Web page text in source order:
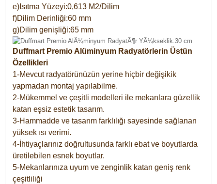
e)Isıtma Yüzeyi:0,613 M2/Dilim
f)Dilim Derinliği:60 mm
g)Dilim genişliği:65 mm
Duffmart Premio Alüminyum Radyatörlerin Üstün
Özellikleri
1-Mevcut radyatörünüzün yerine hiçbir değişikik
yapmadan montaj yapılabilme.
2-Mükemmel ve çeşitli modelleri ile mekanlara güzellik
katan eşsiz estetik tasarım.
3-Hammadde ve tasarım farklılığı sayesinde sağlanan
yüksek ısı verimi.
4-İhtiyaçlarınız doğrultusunda farklı ebat ve boyutlarda
üretilebilen esnek boyutlar.
5-Mekanlarınıza uyum ve zenginlik katan geniş renk
çeşitliliği